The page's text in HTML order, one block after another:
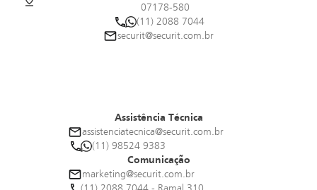
07178-580
(11) 2088 7044
securit@securit.com.br
Assistência Técnica
assistenciatecnica@securit.com.br
(11) 98524 9383
Comunicação
marketing@securit.com.br